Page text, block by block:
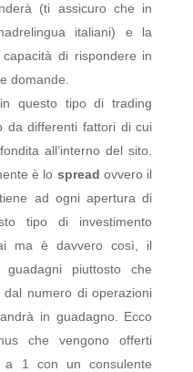
(ti assicuro che in
italiani) e la
di rispondere in
domande.
questo tipo di trading
da differenti fattori di cui
all’interno del sito.
è lo spread ovvero il
ad ogni apertura di
tipo di investimento
ma è davvero così, il
piuttosto che
numero di operazioni
in guadagno. Ecco
che vengono offerti
a 1 con un consulente